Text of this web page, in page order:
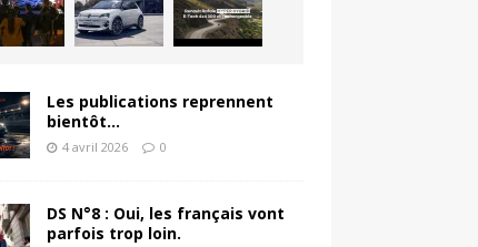
Les publications reprennent
bientôt…
4 avril 2026 0
DS N°8 : Oui, les français vont
parfois trop loin.